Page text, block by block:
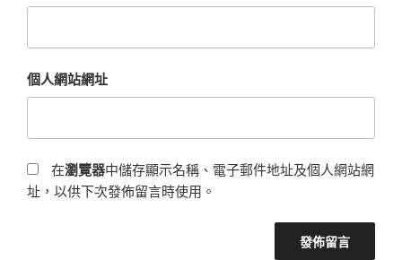
個人網站網址
在瀏覽器中儲存顯示名稱、電子郵件地址及個人網站網
址，以供下次發佈留言時使用。